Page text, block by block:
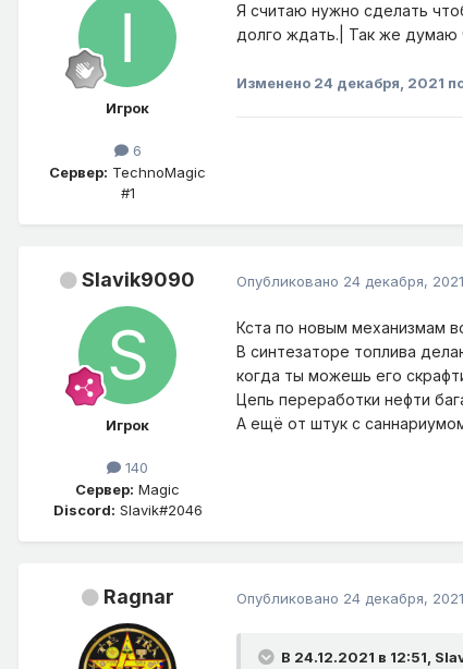
Игрок
6
Сервер: TechnoMagic
#1
Я считаю нужно сделать
долго ждать.| Так же думаю
Изменено 24 декабря, 2021
Slavik9090
Игрок
140
Сервер: Magic
Discord: Slavik#2046
Опубликовано 24 декабря, 2021
Кста по новым механизмам
В синтезаторе топлива
когда ты можешь его
Цепь переработки нефти
А ещё от штук с
Ragnar Опубликовано 24 декабря, 2021
В 24.12.2021 в 12:51,